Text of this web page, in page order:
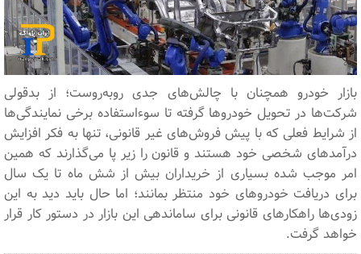
بازار خودرو همچنان با چالش‌های جدی روبه‌روست؛ از بدقولی
شرکت‌ها در تحویل خودروها گرفته تا سوءاستفاده برخی نمایندگی‌ها
از شرایط فعلی که با پیش فروش‌های غیر قانونی، تنها به فکر افزایش
درآمدهای شخصی خود هستند و قانون را زیر پا می‌گذارند که همین
امر موجب شده بسیاری از خریداران بیش از شش ماه تا یک سال
برای دریافت خودروهای خود منتظر بمانند؛ اما حال باید دید به این
زودی‌ها راهکارهای قانونی برای ساماندهی این بازار در دستور کار قرار
خواهد گرفت.